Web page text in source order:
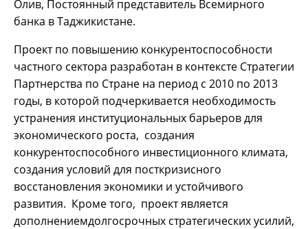
Олив, Постоянный представитель Всемирного
банка в Таджикистане.
Проект по повышению конкурентоспособности
частного сектора разработан в контексте Стратегии
Партнерства по Стране на период с 2010 по 2013
годы, в которой подчеркивается необходимость
устранения институциональных барьеров для
экономического роста, создания
конкурентоспособного инвестиционного климата,
создания условий для посткризисного
восстановления экономики и устойчивого
развития. Кроме того, проект является
дополнениемдолгосрочных стратегических усилий,